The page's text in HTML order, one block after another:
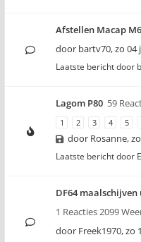
Afstellen Macap
door bartv70,zo 04
Laatste bericht door
Lagom P80 59
1 2 3 4 5
door Rosanne,
Laatste bericht door
DF64 maalschijven
1 Reacties 2099
door Freek1970,zo